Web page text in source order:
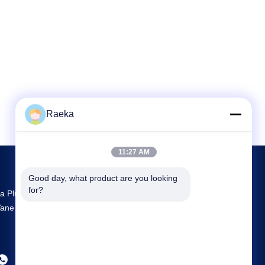
Plus Grande R & D Et La Production Rotary
Vacuum Pump Fournisseur En Chine
Raeka
11:27 AM
Good day, what product are you looking
for?